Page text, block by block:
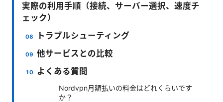
実際の利用手順（接続、サーバー選択、速度チ
ェック）
トラブルシューティング
他サービスとの比較
よくある質問
Nordvpn月額払いの料金はどれくらいです
か？